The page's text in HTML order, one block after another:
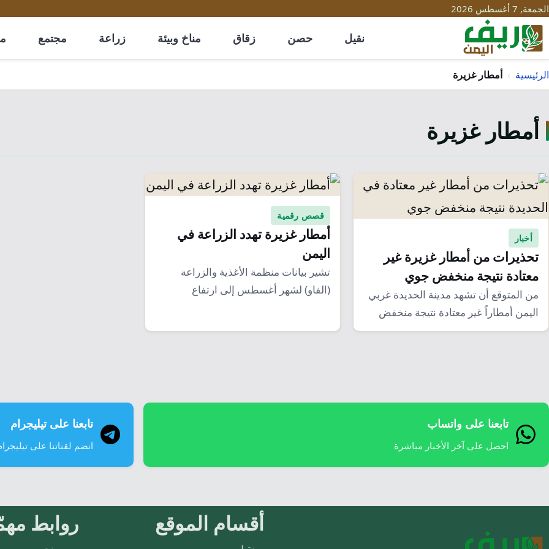
الجمعة, 7 أغسطس 2026
نقيل حصن زقاق مناخ وبيئة زراعة مجتمع
الرئيسية › أمطار غزيرة
أمطار غزيرة
أخبار
تحذيرات من أمطار غزيرة غير
معتادة نتيجة منخفض جوي
من المتوقع أن تشهد مدينة الحديدة غربي
اليمن أمطاراً غير معتادة نتيجة منخفض
جوي…
قصص رقمية
أمطار غزيرة تهدد الزراعة في
اليمن
تشير بيانات منظمة الأغذية والزراعة
(الفاو) لشهر أغسطس إلى ارتفاع
تابعنا على واتساب
احصل على آخر الأخبار مباشرة
تابعنا على تيليجرام
انضم لقناتنا على
أقسام الموقع روابط